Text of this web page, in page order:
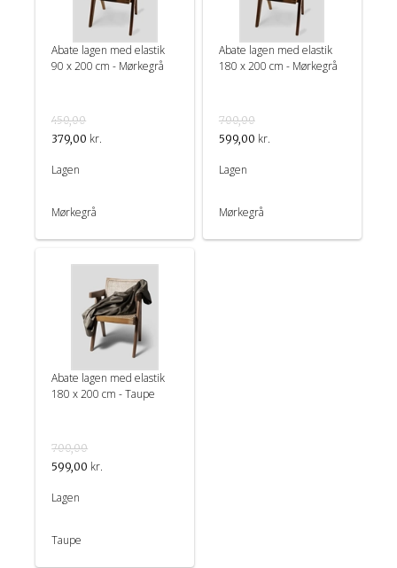
Abate lagen med elastik
90 x 200 cm - Mørkegrå
450,00
379,00 kr.
Lagen
Mørkegrå
Abate lagen med elastik
180 x 200 cm - Mørkegrå
700,00
599,00 kr.
Lagen
Mørkegrå
Abate lagen med elastik
180 x 200 cm - Taupe
700,00
599,00 kr.
Lagen
Taupe